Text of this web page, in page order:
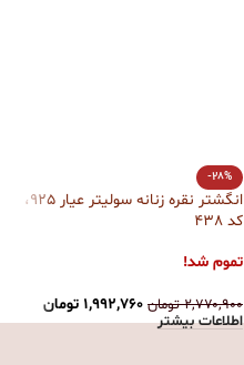
-28%
انگشتر نقره زنانه سولیتر عیار 925،
کد 438
تموم شد!
۲,۷۷۰,۹۰۰ تومان ۱,۹۹۲,۷۶۰ تومان
اطلاعات بیشتر